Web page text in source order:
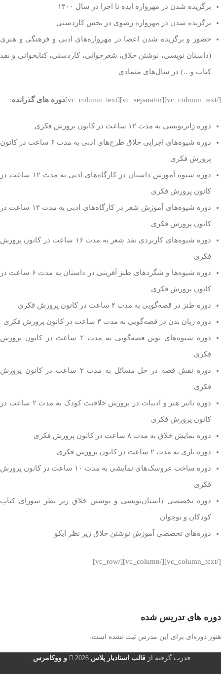
برگزیده شدن در مهرواره ایده تا اجرا در سال ۱۴۰۰
برگزیده شدن در مهرواره رضوی در بخش کاردستی
حضور و برگزیده شدن اعضا در مهرواره‌های ادبی و فرهنگی و هنری
(داستان نویسی، نوشتن خلاق، شعرخوانی، کاردستی، کتابخوانی و نقد
کتاب و…) در سال‌های متمادی
[/vc_column_text][vc_separator][vc_column_text] دوره های گذرانده:
دوره ژانرنویسی به مدت ۱۲ ساعت در کانون پرورش فکری
دوره شیوه‌های اجرایی خلاق طرح‌های ادبی به مدت ۶ ساعت در کانون
پرورش فکری
دوره شیوه آموزش داستان در کارگاه‌های ادبی به مدت ۱۲ ساعت در
کانون پرورش فکری
دوره شیوه‌های آموزش شعر در کارگاه‌های ادبی به مدت ۱۲ ساعت در
کانون پرورش فکری
دوره شیوه‌های کاربردی نقد شعر به مدت ۱۶ ساعت در کانون پرورش
فکری
دوره شیوه‌ها و شگردهای طنز آفرینی در داستان به مدت ۶ ساعت در
کانون‌ پرورش فکری
دوره طنز در قصه‌گویی به مدت ۲ ساعت در کانون پرورش فکری
دوره زبان بدن در قصه‌گویی به مدت ۳ ساعت در کانون پرورش فکری
دوره شیوه‌های نوین قصه‌گویی به مدت ۲ ساعت در کانون‌ پرورش
فکری
دوره نقش قصه در حل مسائل به مدت ۲ ساعت در کانون پرورش
فکری
دوره تاثیر هنر و ادبیات در پرورش خلاقیت کودک به مدت ۲ ساعت در
کانون پرورش فکری
دوره نمایش خلاق به مدت ۸ ساعت در کانون پرورش فکری
دوره بازی به مدت ۲ ساعت در کانون پرورش فکری
دوره ساخت عروسک‌های نمایشی به مدت ۱۰ ساعت در کانون پرورش
فکری
دوره تخصصی داستان‌نویسی و نوشتن خلاق زیر نظر شورای کتاب
کودکان و نوجوان
دوره‌های تخصصی آموزش نوشتن خلاق زیر نظر ایکو
[/vc_column_text][/vc_column][/vc_row]
دوره های تدریس شده
هنوز دوره‌ای برای این مدرس ثبت نشده است.
قدرت گرفته ازقالب استادیار پلاس2026 و ووکامرس.